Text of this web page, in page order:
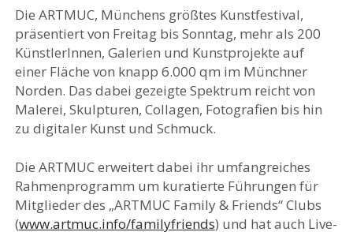
Die ARTMUC, Münchens größtes Kunstfestival,
präsentiert von Freitag bis Sonntag, mehr als 200
KünstlerInnen, Galerien und Kunstprojekte auf
einer Fläche von knapp 6.000 qm im Münchner
Norden. Das dabei gezeigte Spektrum reicht von
Malerei, Skulpturen, Collagen, Fotografien bis hin
zu digitaler Kunst und Schmuck.
Die ARTMUC erweitert dabei ihr umfangreiches
Rahmenprogramm um kuratierte Führungen für
Mitglieder des „ARTMUC Family & Friends“ Clubs
(www.artmuc.info/familyfriends) und hat auch Live-